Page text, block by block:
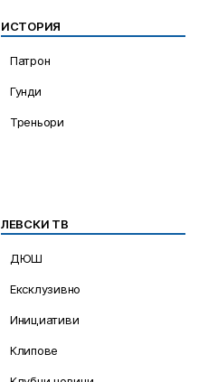
ИСТОРИЯ
Патрон
Гунди
Треньори
ЛЕВСКИ ТВ
ДЮШ
Ексклузивно
Инициативи
Клипове